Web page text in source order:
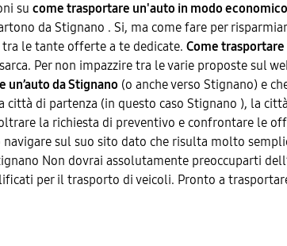
su come trasportare un'auto in modo
da Stignano . Si, ma come fare per
le tante offerte a te dedicate. Come trasportare
Per non impazzire tra le varie proposte sul
un’auto da Stignano (o anche verso Stignano) e
di partenza (in questo caso Stignano ), la
la richiesta di preventivo e confrontare le
sul suo sito dato che risulta molto
Non dovrai assolutamente preoccuparti
per il trasporto di veicoli. Pronto a